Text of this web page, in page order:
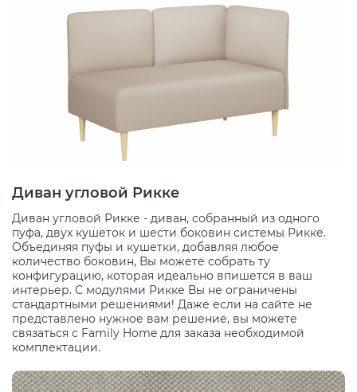
Диван угловой Рикке
Диван угловой Рикке - диван, собранный из одного
пуфа, двух кушеток и шести боковин системы Рикке.
Объединяя пуфы и кушетки, добавляя любое
количество боковин, Вы можете собрать ту
конфигурацию, которая идеально впишется в ваш
интерьер. С модулями Рикке Вы не ограничены
стандартными решениями! Даже если на сайте не
представлено нужное вам решение, вы можете
связаться с Family Home для заказа необходимой
комплектации.